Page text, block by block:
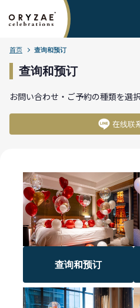
首页 查询和预订
查询和预订
お問い合わせ・ご予約の種類を選
在线联
查询和预订